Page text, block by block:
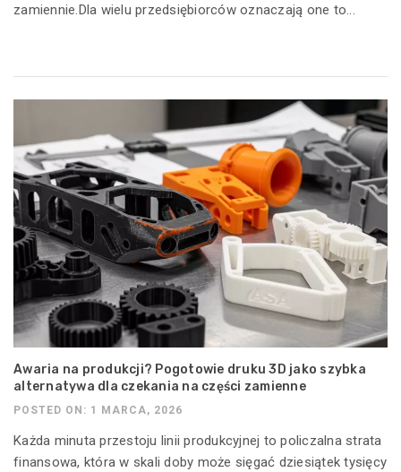
zamiennie.Dla wielu przedsiębiorców oznaczają one to...
Awaria na produkcji? Pogotowie druku 3D jako szybka
alternatywa dla czekania na części zamienne
POSTED ON: 1 MARCA, 2026
Każda minuta przestoju linii produkcyjnej to policzalna strata
finansowa, która w skali doby może sięgać dziesiątek tysięcy